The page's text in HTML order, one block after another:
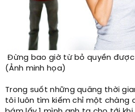
Đừng bao giờ từ bỏ quyền được
(Ảnh minh họa)
Trong suốt những quãng thời
tôi luôn tìm kiếm chỉ một chàng